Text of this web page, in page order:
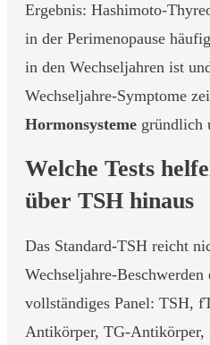
Ergebnis: Hashimoto-
in der Perimenopause
in den Wechseljahren ist
Wechseljahre-Symptome
Hormonsysteme gründlich
Welche Tests
über TSH hinaus
Das Standard-TSH reicht
Wechseljahre-
vollständiges Panel: TSH,
Antikörper, TG-Antikörper,